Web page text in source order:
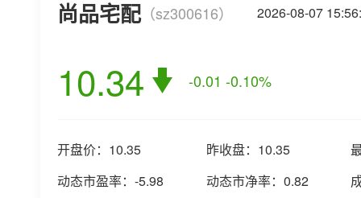
尚品宅配（sz300616） 2026-08-07
10.34 -0.01 -0.10%
开盘价： 10.35 昨收盘： 10.35
动态市盈率： -5.98 动态市净率： 0.82